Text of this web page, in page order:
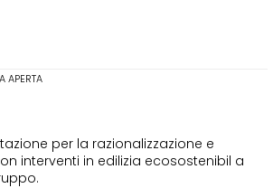
APERTA
per la razionalizzazione e
interventi in edilizia ecosostenibil a